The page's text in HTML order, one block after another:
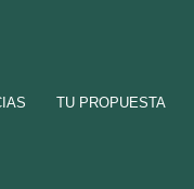
TU PROPUESTA